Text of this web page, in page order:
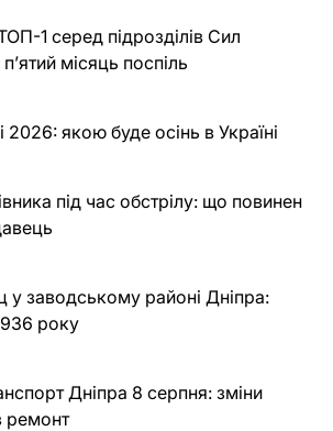
1 серед підрозділів Сил
місяць поспіль
2026: якою буде осінь в Україні
під час обстрілу: що повинен
у заводському районі Дніпра:
року
Дніпра 8 серпня: зміни
ремонт